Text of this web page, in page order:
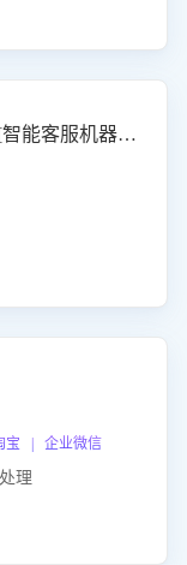
能力。
京东-卡片样式发送欢迎语-[智能客服机器人]
| 企业微信
理